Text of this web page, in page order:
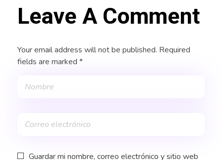
Leave A Comment
Your email address will not be published. Required
fields are marked *
Guardar mi nombre, correo electrónico y sitio web